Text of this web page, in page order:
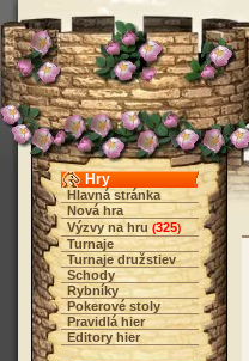
Hry
Hlavná stránka
Nová hra
Výzvy na hru (325)
Turnaje
Turnaje družstiev
Schody
Rybníky
Pokerové stoly
Pravidlá hier
Editory hier